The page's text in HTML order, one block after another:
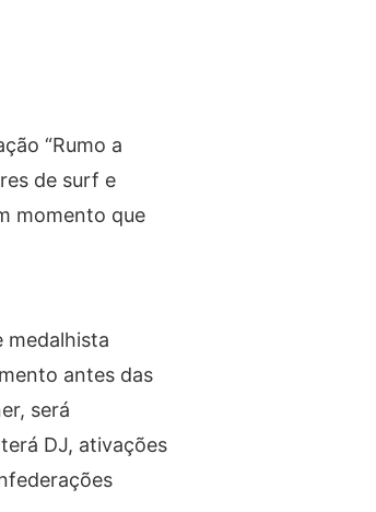
“Rumo a
de surf e
momento que
medalhista
antes das
será
DJ, ativações